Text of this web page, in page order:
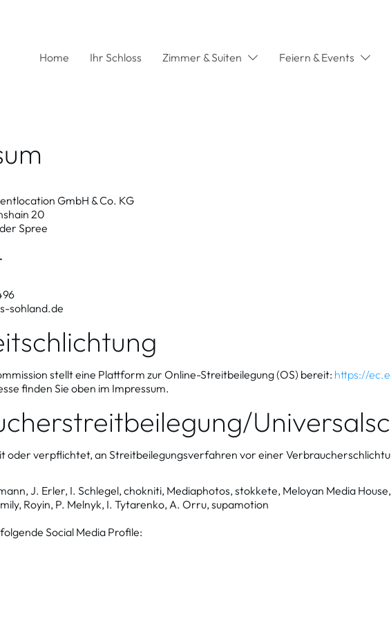
Home Ihr Schloss Zimmer & Suiten Feiern & Events
GmbH & Co. KG
20
Spree
sohland.de
stellt eine Plattform zur Online-Streitbeilegung (OS) bereit: https://
finden Sie oben im Impressum.
oder verpflichtet, an Streitbeilegungsverfahren vor einer
J. Erler, I. Schlegel, chokniti, Mediaphotos, stokkete, Meloyan Media
Royin, P. Melnyk, I. Tytarenko, A. Orru, supamotion
Social Media Profile: